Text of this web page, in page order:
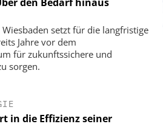
setzt für die langfristige
Jahre vor dem
für zukunftssichere und
sorgen.
in die Effizienz seiner